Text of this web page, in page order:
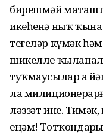
бирешмәй
икеһенә ныҡ ҡына
тегеләр күмәк
шикелле
туҡмаусылар ҙа
ла
ләззәт ине.
еңәм!